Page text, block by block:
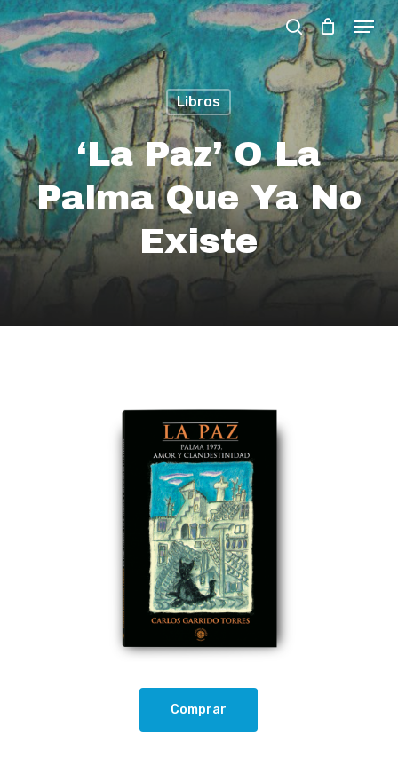
Skip
to
main
content
search
Menu
Libros
‘La Paz’ O La
Palma Que Ya No
Existe
Comprar
Close
Menu